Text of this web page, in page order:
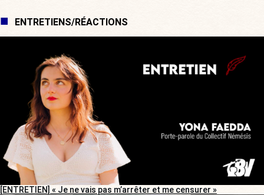
ENTRETIENS/RÉACTIONS
[ENTRETIEN] « Je ne vais pas m’arrêter et me censurer »